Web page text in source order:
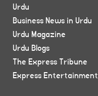
Urdu
Business News in Urdu
Urdu Magazine
Urdu Blogs
The Express Tribune
Express Entertainment